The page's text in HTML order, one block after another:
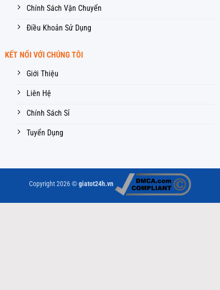
Chính Sách Vận Chuyển
Điều Khoản Sử Dụng
KẾT NỐI VỚI CHÚNG TÔI
Giới Thiệu
Liên Hệ
Chính Sách Sỉ
Tuyển Dụng
Copyright 2026 ©giatot24h.vn